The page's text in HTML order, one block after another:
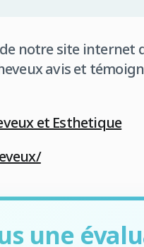
notre site
avis et
et Esthetique
une